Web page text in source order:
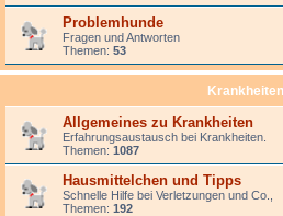
Problemhunde
Fragen und Antworten
Themen: 53
Krankheiten
Allgemeines zu Krankheiten
Erfahrungsaustausch bei Krankheiten.
Themen: 1087
Hausmittelchen und Tipps
Schnelle Hilfe bei Verletzungen und Co.,
Themen: 192